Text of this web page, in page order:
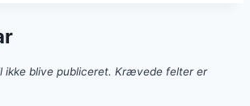
ikke blive publiceret. Krævede felter er